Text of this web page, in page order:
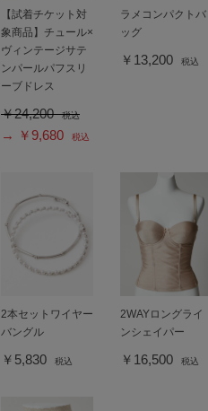
【試着チケット対
象商品】チュール×
ヴィンテージサテ
ンパールパフスリ
ーブドレス
￥24,200 税込
→ ￥9,680 税込
ラメコンパクトバ
ッグ
￥13,200 税込
2本セットワイヤー
バングル
￥5,830 税込
2WAYロングライ
ンシェイパー
￥16,500 税込